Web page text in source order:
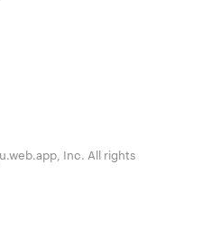
Inc. All rights